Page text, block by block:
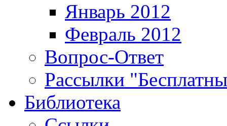
Январь 2012
Февраль 2012
Вопрос-Ответ
Рассылки
Библиотека